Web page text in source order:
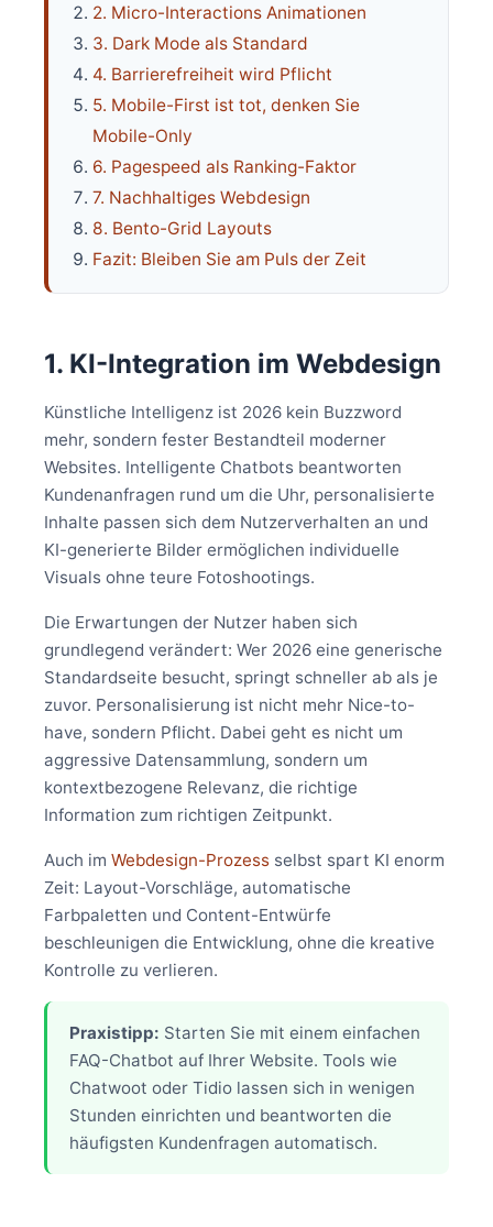
2. Micro-Interactions Animationen
3. Dark Mode als Standard
4. Barrierefreiheit wird Pflicht
5. Mobile-First ist tot, denken Sie
Mobile-Only
6. Pagespeed als Ranking-Faktor
7. Nachhaltiges Webdesign
8. Bento-Grid Layouts
Fazit: Bleiben Sie am Puls der Zeit
1. KI-Integration im Webdesign
Künstliche Intelligenz ist 2026 kein Buzzword
mehr, sondern fester Bestandteil moderner
Websites. Intelligente Chatbots beantworten
Kundenanfragen rund um die Uhr, personalisierte
Inhalte passen sich dem Nutzerverhalten an und
KI-generierte Bilder ermöglichen individuelle
Visuals ohne teure Fotoshootings.
Die Erwartungen der Nutzer haben sich
grundlegend verändert: Wer 2026 eine generische
Standardseite besucht, springt schneller ab als je
zuvor. Personalisierung ist nicht mehr Nice-to-
have, sondern Pflicht. Dabei geht es nicht um
aggressive Datensammlung, sondern um
kontextbezogene Relevanz, die richtige
Information zum richtigen Zeitpunkt.
Auch im Webdesign-Prozess selbst spart KI enorm
Zeit: Layout-Vorschläge, automatische
Farbpaletten und Content-Entwürfe
beschleunigen die Entwicklung, ohne die kreative
Kontrolle zu verlieren.
Praxistipp: Starten Sie mit einem einfachen
FAQ-Chatbot auf Ihrer Website. Tools wie
Chatwoot oder Tidio lassen sich in wenigen
Stunden einrichten und beantworten die
häufigsten Kundenfragen automatisch.